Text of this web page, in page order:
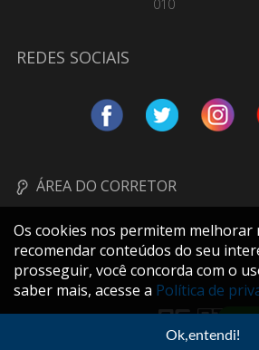
010
REDES SOCIAIS
ÁREA DO CORRETOR
Os cookies nos permitem melhorar
recomendar conteúdos do seu
prosseguir, você concorda com o
saber mais, acesse a Política de
Ok,entendi!